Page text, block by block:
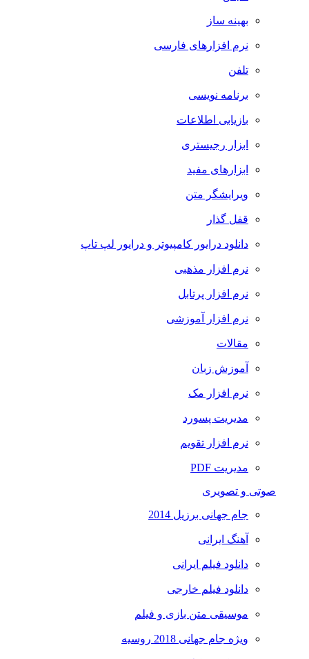
بهینه ساز
نرم افزارهای فارسی
تلفن
برنامه نویسی
بازیابی اطلاعات
ابزار رجیستری
ابزارهای مفید
ویرایشگر متن
قفل گذار
دانلود درایور کامپیوتر و درایور لپ تاپ
نرم افزار مذهبی
نرم افزار پرتابل
نرم افزار آموزشی
مقالات
آموزش زبان
نرم افزار مک
مدیریت پسورد
نرم افزار تقویم
مدیریت PDF
صوتی و تصویری
جام جهانی برزیل 2014
آهنگ ایرانی
دانلود فیلم ایرانی
دانلود فیلم خارجی
موسیقی متن بازی و فیلم
ویژه جام جهانی 2018 روسیه